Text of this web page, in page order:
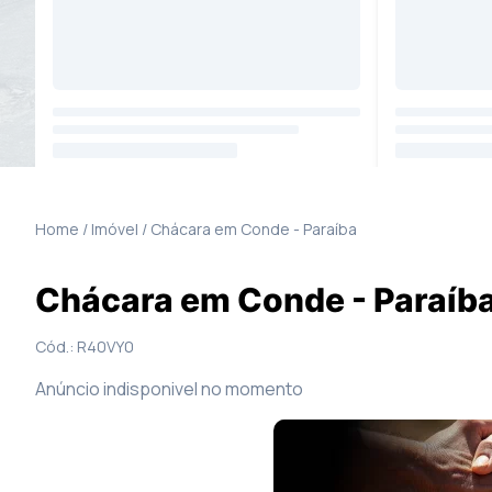
Home / Imóvel / Chácara em Conde - Paraíba
Chácara em Conde -
Cód.: R40VY0
Anúncio indisponivel no momento